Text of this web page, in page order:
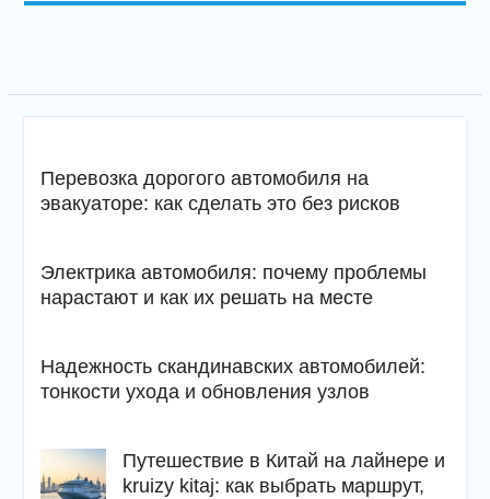
Перевозка дорогого автомобиля на
эвакуаторе: как сделать это без рисков
Электрика автомобиля: почему проблемы
нарастают и как их решать на месте
Надежность скандинавских автомобилей:
тонкости ухода и обновления узлов
Путешествие в Китай на лайнере и
kruizy kitaj: как выбрать маршрут,